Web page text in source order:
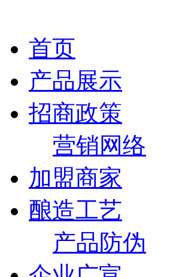
首页
产品展示
招商政策
营销网络
加盟商家
酿造工艺
产品防伪